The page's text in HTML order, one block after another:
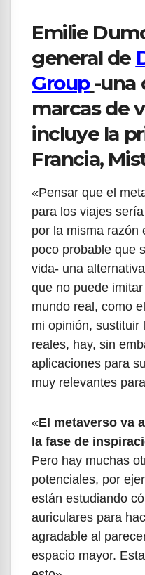
Emilie
general de
Group -una
marcas de
incluye la
Francia,
«Pensar que el
para los viajes
por la misma razón
poco probable que
vida- una
que no puede
mundo real, como
mi opinión, sustituir
reales, hay, sin
aplicaciones para
muy relevantes
«El metaverso va
la fase de
Pero hay muchas
potenciales, por
están estudiando
auriculares para
agradable al
espacio mayor.